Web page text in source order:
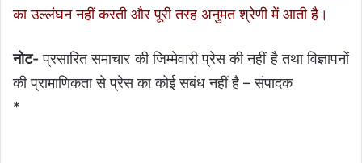
का उल्लंघन नहीं करती और पूरी तरह अनुमत श्रेणी में आती है।
नोट-प्रसारित समाचार की जिम्मेवारी प्रेस की नहीं है तथा विज्ञापनों
की प्रामाणिकता से प्रेस का कोई सबंध नहीं है – संपादक
*